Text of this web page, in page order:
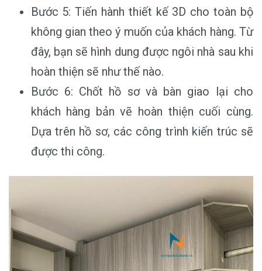
Bước 5: Tiến hành thiết kế 3D cho toàn bộ
không gian theo ý muốn của khách hàng. Từ
đây, bạn sẽ hình dung được ngôi nhà sau khi
hoàn thiện sẽ như thế nào.
Bước 6: Chốt hồ sơ và bàn giao lại cho
khách hàng bản vẽ hoàn thiện cuối cùng.
Dựa trên hồ sơ, các công trình kiến trúc sẽ
được thi công.